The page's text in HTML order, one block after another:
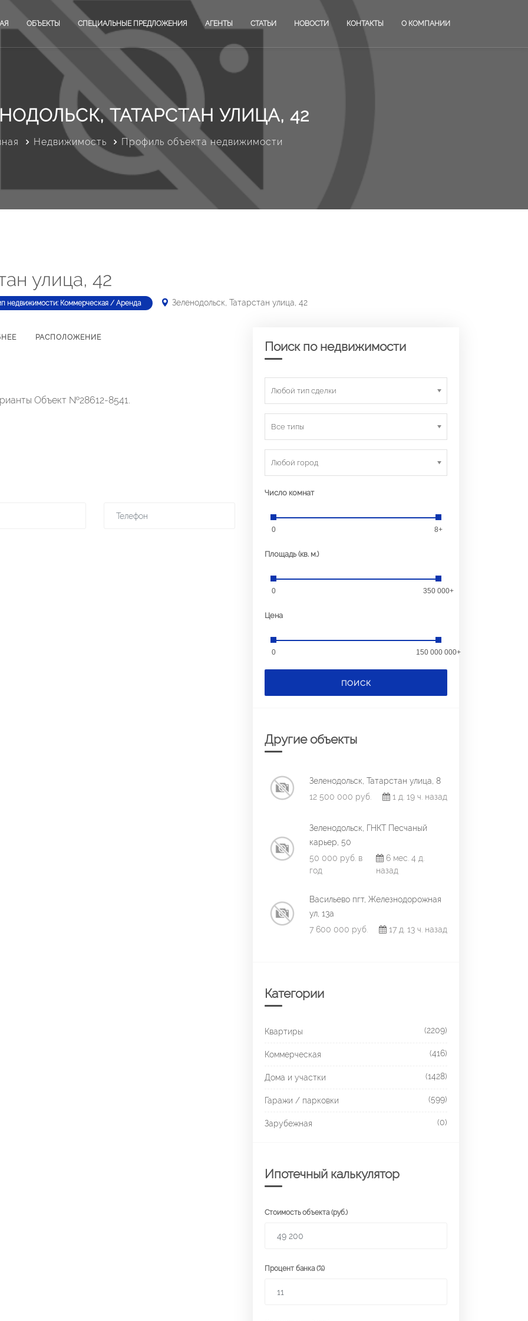
ОБЪЕКТЫ СПЕЦИАЛЬНЫЕ ПРЕДЛОЖЕНИЯ АГЕНТЫ СТАТЬИ НОВОСТИ КОНТАКТЫ О КОМПАНИИ
ТАТАРСТАН УЛИЦА, 42
Недвижимость Профиль объекта недвижимости
улица, 42
недвижимости: Коммерческая / Аренда Зеленодольск, Татарстан улица, 42
РАСПОЛОЖЕНИЕ
Объект №28612-8541.
Поиск по недвижимости
Любой тип сделки
Все типы
Любой город
Число комнат
0 8+
Площадь (кв. м.)
0 350 000+
Цена
0 150 000 000+
ПОИСК
Другие объекты
Зеленодольск, Татарстан улица, 8
12 500 000 руб.
1 д. 19 ч. назад
Зеленодольск, ГНКТ Песчаный
карьер, 50
50 000 руб. в
год
6 мес. 4 д.
назад
Васильево пгт, Железнодорожная
ул, 13а
7 600 000 руб.
17 д. 13 ч. назад
Категории
Квартиры (2209)
Коммерческая (416)
Дома и участки (1428)
Гаражи / парковки (599)
Зарубежная (0)
Ипотечный калькулятор
Стоимость объекта (руб.)
Процент банка (%)